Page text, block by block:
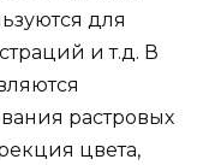
для
и т.д. В
растровых
цвета,